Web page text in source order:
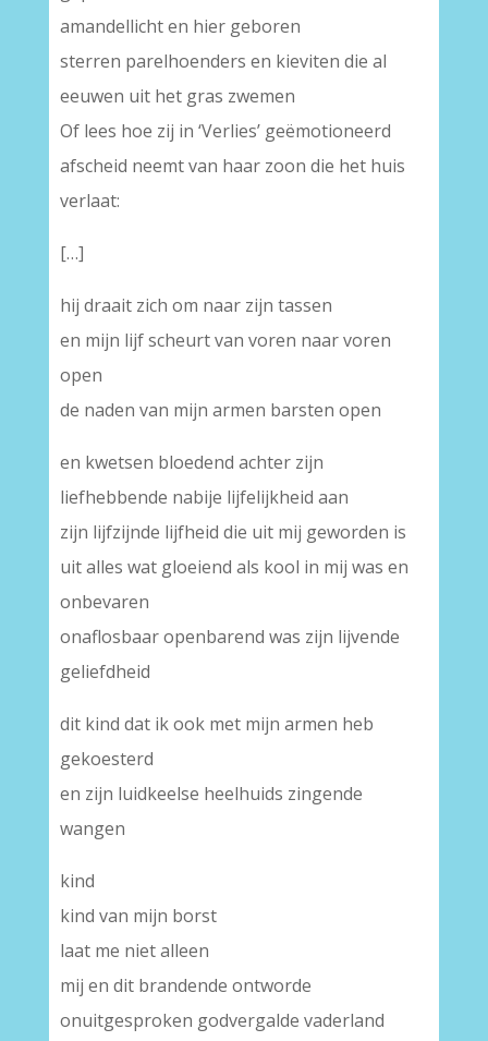
amandellicht en hier geboren
sterren parelhoenders en kieviten die al
eeuwen uit het gras zwemen
Of lees hoe zij in ‘Verlies’ geëmotioneerd
afscheid neemt van haar zoon die het huis
verlaat:
[…]
hij draait zich om naar zijn tassen
en mijn lijf scheurt van voren naar voren
open
de naden van mijn armen barsten open
en kwetsen bloedend achter zijn
liefhebbende nabije lijfelijkheid aan
zijn lijfzijnde lijfheid die uit mij geworden is
uit alles wat gloeiend als kool in mij was en
onbevaren
onaflosbaar openbarend was zijn lijvende
geliefdheid
dit kind dat ik ook met mijn armen heb
gekoesterd
en zijn luidkeelse heelhuids zingende
wangen
kind
kind van mijn borst
laat me niet alleen
mij en dit brandende ontworde
onuitgesproken godvergalde vaderland